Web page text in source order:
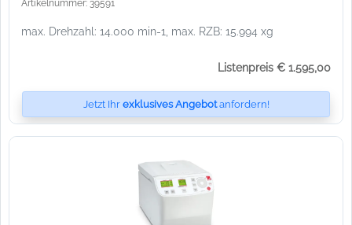
Artikelnummer: 39591
max. Drehzahl: 14.000 min-1, max. RZB: 15.994 xg
Listenpreis € 1.595,00
Jetzt Ihr exklusives Angebotanfordern!